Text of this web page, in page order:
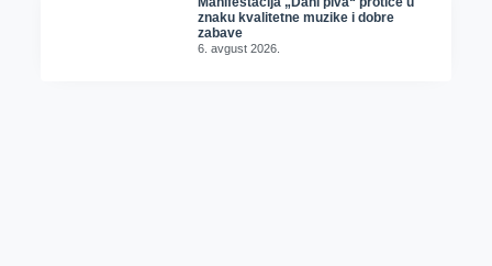
znaku kvalitetne muzike i dobre
zabave
6. avgust 2026.